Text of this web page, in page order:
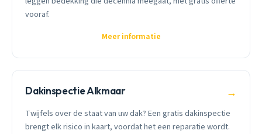
vooraf.
Meer informatie
Dakinspectie Alkmaar →
Twijfels over de staat van uw dak? Een gratis dakinspectie
brengt elk risico in kaart, voordat het een reparatie wordt.